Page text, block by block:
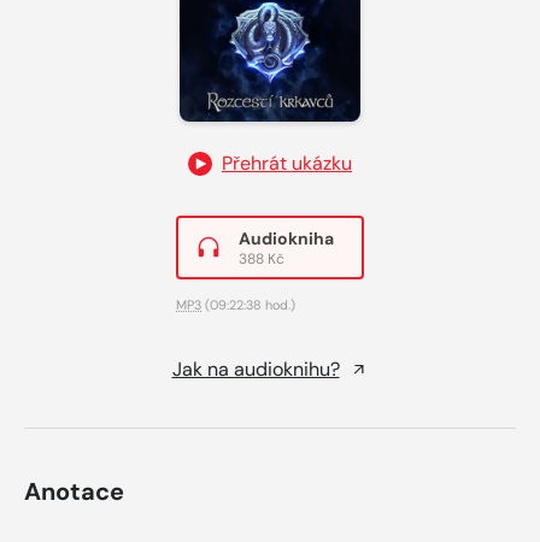
Přehrát ukázku
Audiokniha
388 Kč
MP3 (09:22:38 hod.)
Jak na audioknihu?
Anotace